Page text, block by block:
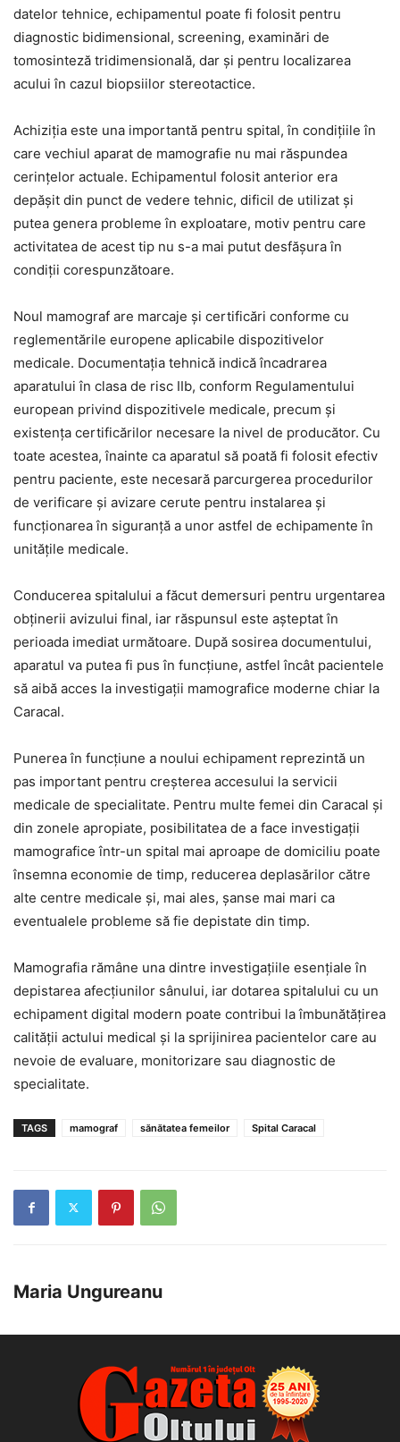
datelor tehnice, echipamentul poate fi folosit pentru
diagnostic bidimensional, screening, examinări de
tomosinteză tridimensională, dar și pentru localizarea
acului în cazul biopsiilor stereotactice.
Achiziția este una importantă pentru spital, în condițiile în
care vechiul aparat de mamografie nu mai răspundea
cerințelor actuale. Echipamentul folosit anterior era
depășit din punct de vedere tehnic, dificil de utilizat și
putea genera probleme în exploatare, motiv pentru care
activitatea de acest tip nu s-a mai putut desfășura în
condiții corespunzătoare.
Noul mamograf are marcaje și certificări conforme cu
reglementările europene aplicabile dispozitivelor
medicale. Documentația tehnică indică încadrarea
aparatului în clasa de risc IIb, conform Regulamentului
european privind dispozitivele medicale, precum și
existența certificărilor necesare la nivel de producător. Cu
toate acestea, înainte ca aparatul să poată fi folosit efectiv
pentru paciente, este necesară parcurgerea procedurilor
de verificare și avizare cerute pentru instalarea și
funcționarea în siguranță a unor astfel de echipamente în
unitățile medicale.
Conducerea spitalului a făcut demersuri pentru urgentarea
obținerii avizului final, iar răspunsul este așteptat în
perioada imediat următoare. După sosirea documentului,
aparatul va putea fi pus în funcțiune, astfel încât pacientele
să aibă acces la investigații mamografice moderne chiar la
Caracal.
Punerea în funcțiune a noului echipament reprezintă un
pas important pentru creșterea accesului la servicii
medicale de specialitate. Pentru multe femei din Caracal și
din zonele apropiate, posibilitatea de a face investigații
mamografice într-un spital mai aproape de domiciliu poate
însemna economie de timp, reducerea deplasărilor către
alte centre medicale și, mai ales, șanse mai mari ca
eventualele probleme să fie depistate din timp.
Mamografia rămâne una dintre investigațiile esențiale în
depistarea afecțiunilor sânului, iar dotarea spitalului cu un
echipament digital modern poate contribui la îmbunătățirea
calității actului medical și la sprijinirea pacientelor care au
nevoie de evaluare, monitorizare sau diagnostic de
specialitate.
TAGS mamograf sănătatea femeilor Spital Caracal
Maria Ungureanu